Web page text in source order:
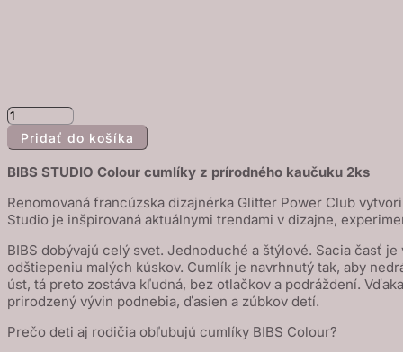
množstvo
BIBS
Morning
Bloom
cumlíky
z
prírodného
2ks
Pridať do košíka
BIBS STUDIO Colour cumlíky z prírodného kaučuku 2ks
Renomovaná francúzska dizajnérka Glitter Power Club
Studio je inšpirovaná aktuálnymi trendami v dizajne,
BIBS dobývajú celý svet. Jednoduché a štýlové. Sacia časť
odštiepeniu malých kúskov. Cumlík je navrhnutý tak, aby
úst, tá preto zostáva kľudná, bez otlačkov a podráždení.
prirodzený vývin podnebia, ďasien a zúbkov detí.
Prečo deti aj rodičia obľubujú cumlíky BIBS Colour?